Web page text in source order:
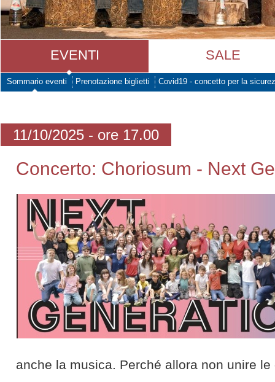
EVENTI SALE
Sommario eventi Prenotazione biglietti Covid19 - concetto per la
11/10/2025 - ore 17.00
Concerto: Choriosum - Next
anche la musica. Perché allora non unire le